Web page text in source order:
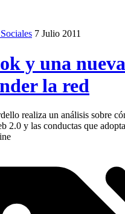
7 Julio 2011
y una
la red
realiza un análisis sobre
2.0 y las conductas que